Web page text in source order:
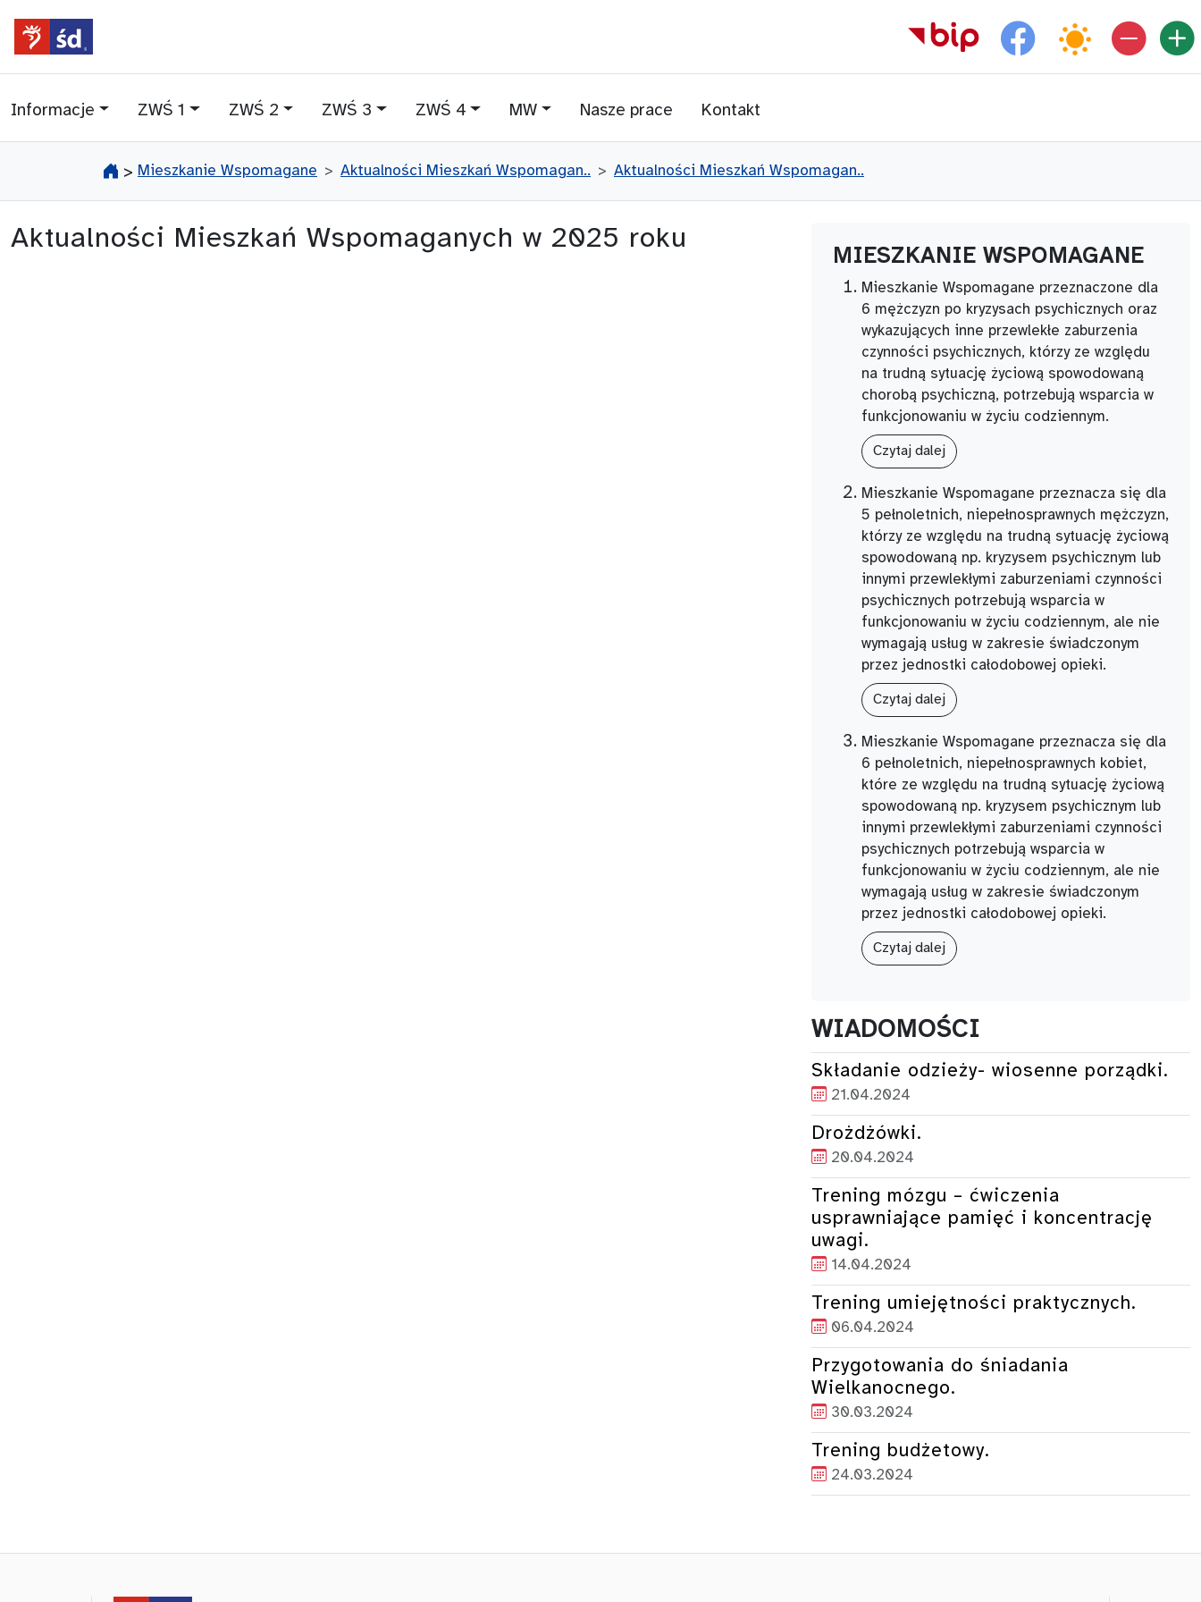
przejdź do głównego menu Facebook jednostki
Informacje ZWŚ 1 ZWŚ 2 ZWŚ 3 ZWŚ 4 MW Nasze prace Kontakt
> Mieszkanie Wspomagane Aktualności Mieszkań Wspomagan.. Aktualności Mieszkań Wspomagan..
Aktualności Mieszkań Wspomaganych w 2025 roku
MIESZKANIE WSPOMAGANE
Mieszkanie Wspomagane przeznaczone dla
6 mężczyzn po kryzysach psychicznych oraz
wykazujących inne przewlekłe zaburzenia
czynności psychicznych, którzy ze względu
na trudną sytuację życiową spowodowaną
chorobą psychiczną, potrzebują wsparcia w
funkcjonowaniu w życiu codziennym.
Czytaj dalej
Mieszkanie Wspomagane przeznacza się dla
5 pełnoletnich, niepełnosprawnych mężczyzn,
którzy ze względu na trudną sytuację życiową
spowodowaną np. kryzysem psychicznym lub
innymi przewlekłymi zaburzeniami czynności
psychicznych potrzebują wsparcia w
funkcjonowaniu w życiu codziennym, ale nie
wymagają usług w zakresie świadczonym
przez jednostki całodobowej opieki.
Czytaj dalej
Mieszkanie Wspomagane przeznacza się dla
6 pełnoletnich, niepełnosprawnych kobiet,
które ze względu na trudną sytuację życiową
spowodowaną np. kryzysem psychicznym lub
innymi przewlekłymi zaburzeniami czynności
psychicznych potrzebują wsparcia w
funkcjonowaniu w życiu codziennym, ale nie
wymagają usług w zakresie świadczonym
przez jednostki całodobowej opieki.
Czytaj dalej
WIADOMOŚCI
Składanie odzieży- wiosenne porządki.
21.04.2024
Drożdżówki.
20.04.2024
Trening mózgu – ćwiczenia
usprawniające pamięć i koncentrację
uwagi.
14.04.2024
Trening umiejętności praktycznych.
06.04.2024
Przygotowania do śniadania
Wielkanocnego.
30.03.2024
Trening budżetowy.
24.03.2024